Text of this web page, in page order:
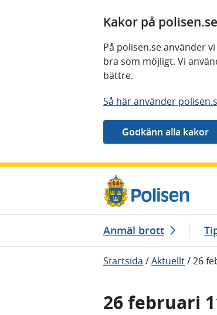
Kakor på polisen.se
På polisen.se använder
bra som möjligt. Vi
bättre.
Så här använder
Anmäl brott
Startsida /Aktuellt/26
26 februari